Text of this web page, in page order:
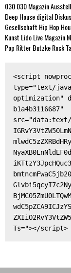
030030 Magazin
Deep Housedigital
Gesellschaft Hip Hop
Kunst LidoLiveMagazin
Pop Ritter ButzkeRock
<script
type="text/
optimization"
b1a4b3116687"
src="data:text/
Ts="></script>